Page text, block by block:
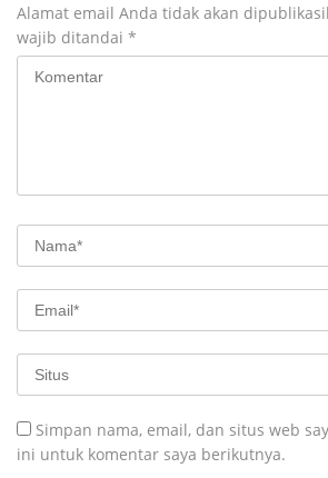
Alamat email Anda tidak akan
wajib ditandai *
Simpan nama, email, dan situs web
ini untuk komentar saya berikutnya.